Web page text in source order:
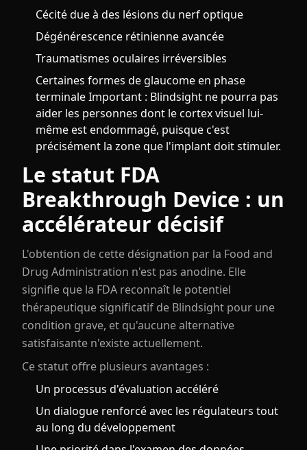
Cécité due à des lésions du nerf optique
Dégénérescence rétinienne avancée
Traumatismes oculaires irréversibles
Certaines formes de glaucome en phase
terminale Important : Blindsight ne pourra pas
aider les personnes dont le cortex visuel lui-
même est endommagé, puisque c'est
précisément la zone que l'implant doit stimuler.
Le statut FDA
Breakthrough Device : un
accélérateur décisif
L'obtention de cette désignation par la Food and
Drug Administration n'est pas anodine. Elle
signifie que la FDA reconnaît le potentiel
thérapeutique significatif de Blindsight pour une
condition grave, et qu'aucune alternative
satisfaisante n'existe actuellement.
Ce statut offre plusieurs avantages :
Un processus d'évaluation accéléré
Un dialogue renforcé avec les régulateurs tout
au long du développement